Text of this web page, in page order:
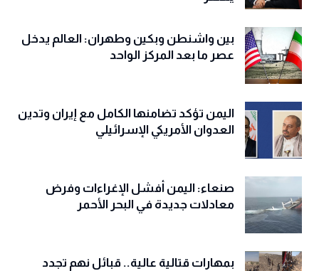
بين واشنطن وبكين وطهران: العالم يدخل
عصر ما بعد المركز الواحد
اليمن تؤكد تضامنها الكامل مع إيران وتدين
العدوان الأمريكي الإسرائيلي
صنعاء: اليمن أفشل الإغراءات وفرض
معادلات جديدة في البحر الأحمر
بمهارات قتالية عالية.. قبائل نهم تجدد